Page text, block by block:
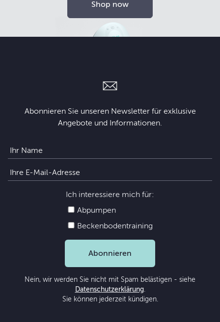
Shop now
Abonnieren Sie unseren Newsletter für exklusive
Angebote und Informationen.
Ich interessiere mich für:
Abpumpen
Beckenbodentraining
Abonnieren
Nein, wir werden Sie nicht mit Spam belästigen - siehe
Datenschutzerklärung.
Sie können jederzeit kündigen.